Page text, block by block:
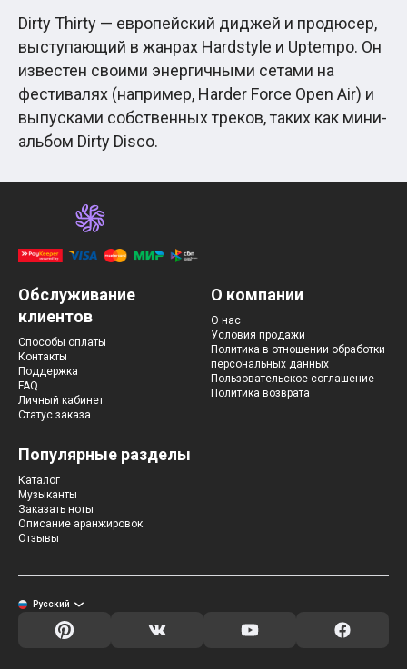
Dirty Thirty — европейский диджей и продюсер,
выступающий в жанрах Hardstyle и Uptempo. Он
известен своими энергичными сетами на
фестивалях (например, Harder Force Open Air) и
выпусками собственных треков, таких как мини-
альбом Dirty Disco.
Обслуживание
клиентов
Способы оплаты
Контакты
Поддержка
FAQ
Личный кабинет
Статус заказа
Популярные разделы
Каталог
Музыканты
Заказать ноты
Описание аранжировок
Отзывы
О компании
О нас
Условия продажи
Политика в отношении обработки
персональных данных
Пользовательское соглашение
Политика возврата
Русский